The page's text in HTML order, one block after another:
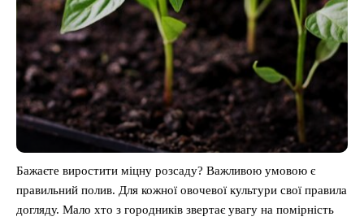
Бажаєте виростити міцну розсаду? Важливою умовою є
правильний полив. Для кожної овочевої культури свої правила
догляду. Мало хто з городників звертає увагу на помірність